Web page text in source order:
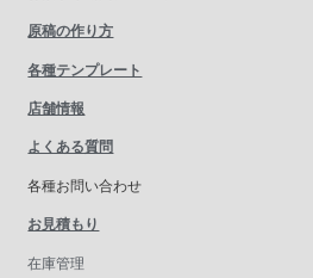
原稿の作り方
各種テンプレート
店舗情報
よくある質問
各種お問い合わせ
お見積もり
在庫管理